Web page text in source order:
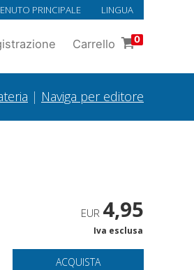
PRINCIPALE LINGUA
Carrello 0
| Naviga per editore
EUR 4,95
Iva esclusa
ACQUISTA